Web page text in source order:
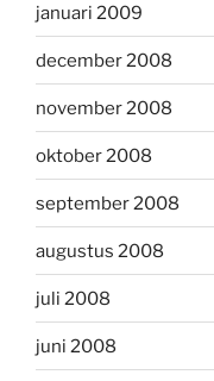
januari 2009
december 2008
november 2008
oktober 2008
september 2008
augustus 2008
juli 2008
juni 2008